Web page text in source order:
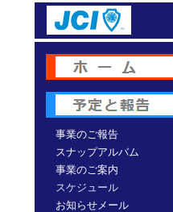
事業のご報告
スナップアルバム
事業のご案内
スケジュール
お知らせメール